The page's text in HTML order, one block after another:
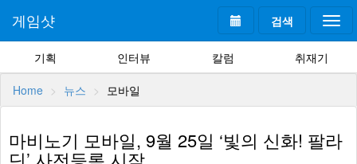
검색
게임샷
기획 인터뷰 칼럼 취재기
Home 뉴스 모바일
마비노기 모바일, 9월 25일 ‘빛의 신화! 팔라
딘’ 사전등록 시작